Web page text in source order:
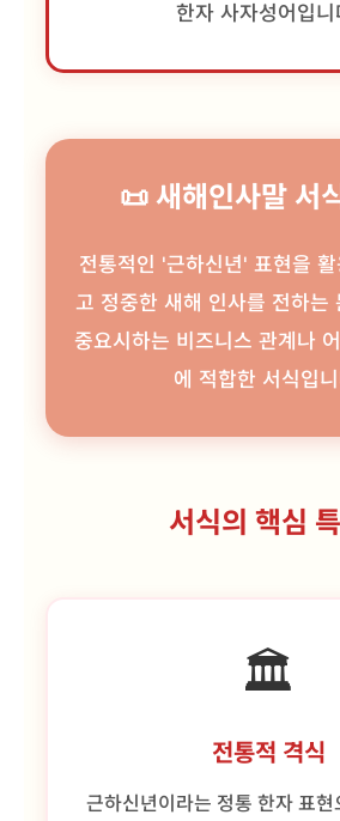
한자 사자성어입니
📜 새해인사말 서
전통적인 '근하신년' 표현을
고 정중한 새해 인사를 전하는
중요시하는 비즈니스 관계나
에 적합한 서식입
서식의 핵심
🏛️
전통적 격식
근하신년이라는 정통 한자 표현